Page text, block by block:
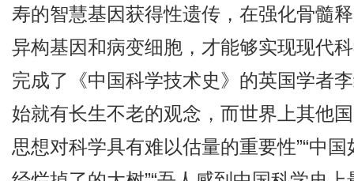
寿的智慧基因获得性遗传，在强化骨髓
异构基因和病变细胞，才能够实现现代
完成了《中国科学技术史》的英国学者
始就有长生不老的观念，而世界上其他
思想对科学具有难以估量的重要性”“中